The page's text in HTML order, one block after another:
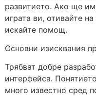
развитието. Ако ще
играта ви, отивайте
искайте помощ.
Основни изисквания
Трябват добре
интерфейса.
много известно сред